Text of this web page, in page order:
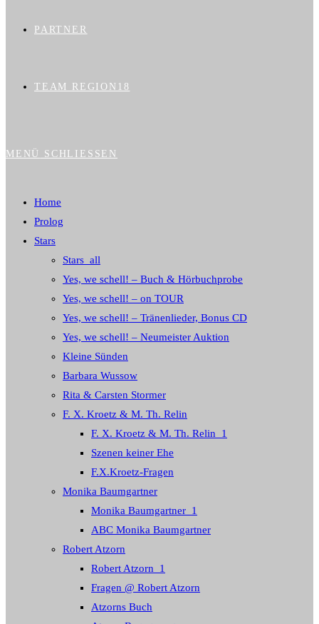
PARTNER
TEAM REGION18
MENÜ SCHLIESSEN
Home
Prolog
Stars
Stars_all
Yes, we schell! – Buch & Hörbuchprobe
Yes, we schell! – on TOUR
Yes, we schell! – Tränenlieder, Bonus CD
Yes, we schell! – Neumeister Auktion
Kleine Sünden
Barbara Wussow
Rita & Carsten Stormer
F. X. Kroetz & M. Th. Relin
F. X. Kroetz & M. Th. Relin_1
Szenen keiner Ehe
F.X.Kroetz-Fragen
Monika Baumgartner
Monika Baumgartner_1
ABC Monika Baumgartner
Robert Atzorn
Robert Atzorn_1
Fragen @ Robert Atzorn
Atzorns Buch